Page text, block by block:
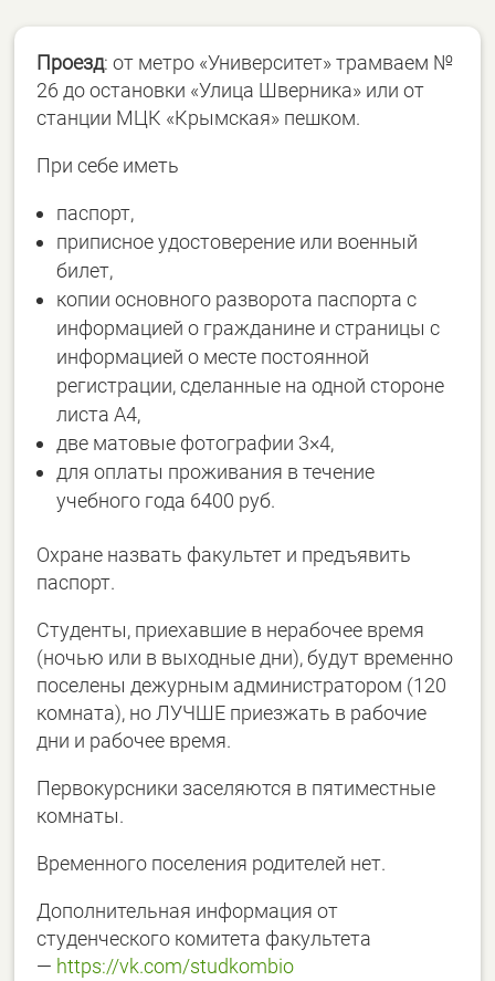
Проезд: от метро «Университет» трамваем №
26 до остановки «Улица Шверника» или от
станции МЦК «Крымская» пешком.
При себе иметь
паспорт,
приписное удостоверение или военный
билет,
копии основного разворота паспорта с
информацией о гражданине и страницы с
информацией о месте постоянной
регистрации, сделанные на одной стороне
листа А4,
две матовые фотографии 3×4,
для оплаты проживания в течение
учебного года 6400 руб.
Охране назвать факультет и предъявить
паспорт.
Студенты, приехавшие в нерабочее время
(ночью или в выходные дни), будут временно
поселены дежурным администратором (120
комната), но ЛУЧШЕ приезжать в рабочие
дни и рабочее время.
Первокурсники заселяются в пятиместные
комнаты.
Временного поселения родителей нет.
Дополнительная информация от
студенческого комитета факультета
— https://vk.com/studkombio